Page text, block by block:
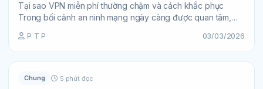
Tại sao VPN miễn phí thường chậm và cách khắc phục
Trong bối cảnh an ninh mạng ngày càng được quan tâm,
P T P 03/03/2026
Chung 5 phút đọc